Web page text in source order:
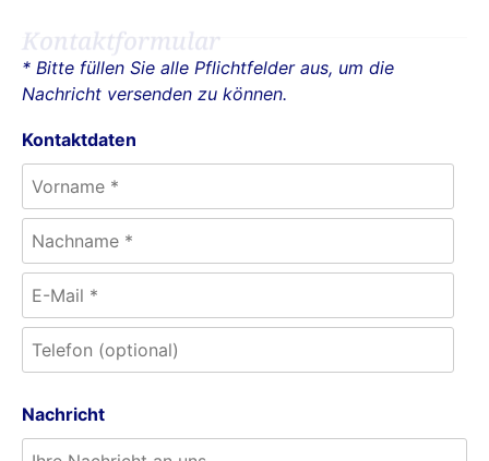
* Bitte füllen Sie alle Pflichtfelder aus, um die
Nachricht versenden zu können.
Kontaktdaten
Nachricht